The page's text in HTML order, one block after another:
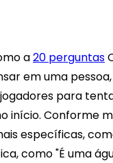
a20 perguntas
em uma
para
início. Conforme
específicas,
como "É uma